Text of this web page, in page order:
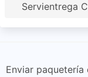
Servientrega
Enviar paquetería